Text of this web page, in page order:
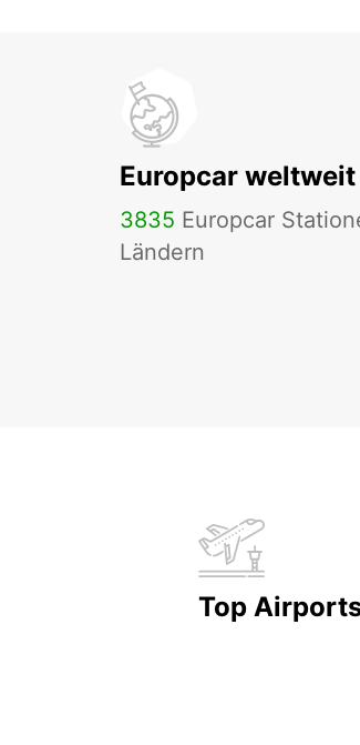
Europcar weltweit
3835 Europcar
Ländern
Top